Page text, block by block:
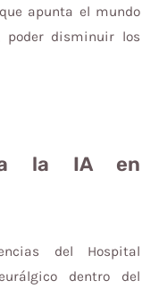
apunta el mundo
poder disminuir los
la IA en
del Hospital
dentro del